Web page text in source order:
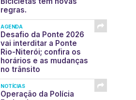
regras.
AGENDA
Desafio da Ponte 2026
vai interditar a Ponte
Rio-Niterói; confira os
horários e as mudanças
no trânsito
NOTÍCIAS
Operação da Polícia